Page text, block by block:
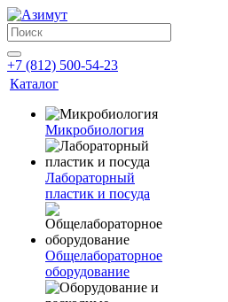
+7 (812) 500-54-23
Каталог
Микробиология
Лабораторный
пластик и посуда
Общелабораторное
оборудование